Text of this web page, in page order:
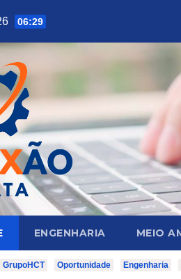
06:29
ENGENHARIA MEIO
GrupoHCT Oportunidade Engenharia